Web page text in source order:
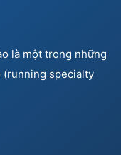
là một trong những
(running specialty